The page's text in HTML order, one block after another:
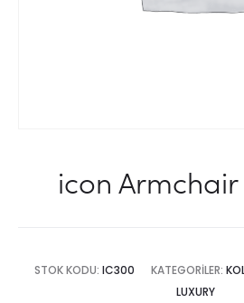
icon
STOK KODU: IC300 KATEGORILER:
LUXURY